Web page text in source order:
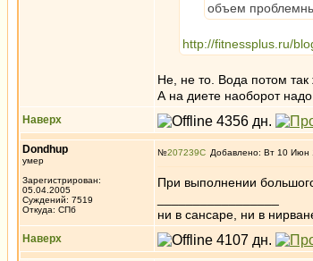
объем
http://fitnessplus.ru/
Не, не то. Вода потом так
А на диете наоборот
Наверх
Dondhup
умер
Зарегистрирован:
05.04.2005
Суждений: 7519
Откуда: СПб
№207239 Добавлено: Вт 10 Июн
При выполнении
ни в сансаре, ни в
Наверх